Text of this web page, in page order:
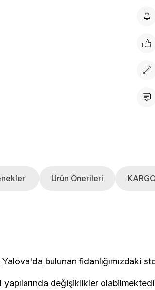
Ürün Önerileri
Yalova'da bulunan
değişiklikler